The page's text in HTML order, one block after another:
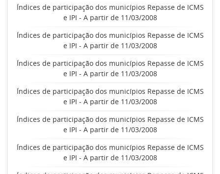
Índices de participação dos municípios Repasse de ICMS
e IPI - A partir de 11/03/2008
Índices de participação dos municípios Repasse de ICMS
e IPI - A partir de 11/03/2008
Índices de participação dos municípios Repasse de ICMS
e IPI - A partir de 11/03/2008
Índices de participação dos municípios Repasse de ICMS
e IPI - A partir de 11/03/2008
Índices de participação dos municípios Repasse de ICMS
e IPI - A partir de 11/03/2008
Índices de participação dos municípios Repasse de ICMS
e IPI - A partir de 11/03/2008